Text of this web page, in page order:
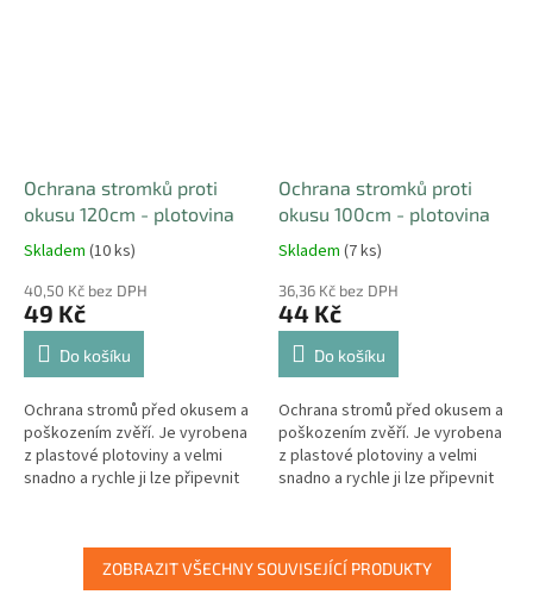
Ochrana stromků proti
okusu 120cm - plotovina
Skladem (10 ks)
40,50 Kč bez DPH
49 Kč
Do košíku
Ochrana stromů před okusem a
poškozením zvěří. Je vyrobena
z plastové plotoviny a velmi
snadno a rychle ji lze připevnit
Ochrana stromků proti
okusu 100cm - plotovina
Skladem (7 ks)
36,36 Kč bez DPH
44 Kč
Do košíku
Ochrana stromů před okusem a
poškozením zvěří. Je vyrobena
z plastové plotoviny a velmi
snadno a rychle ji lze připevnit
ZOBRAZIT VŠECHNY SOUVISEJÍCÍ PRODUKTY